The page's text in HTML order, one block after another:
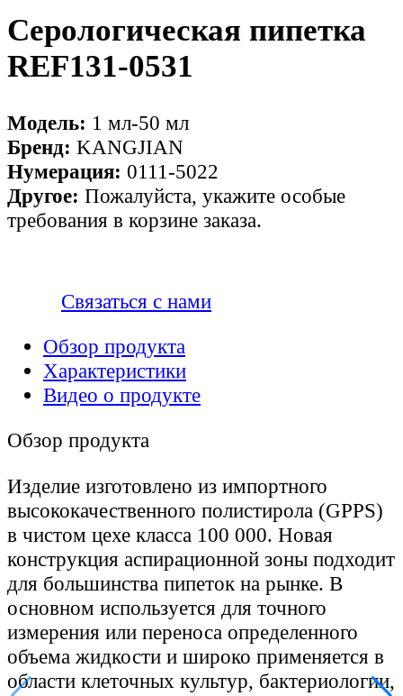
Серологическая пипетка
REF131-0531
Модель: 1 мл-50 мл
Бренд: KANGJIAN
Нумерация: 0111-5022
Другое: Пожалуйста, укажите особые
требования в корзине заказа.
Связаться с нами
Обзор продукта
Характеристики
Видео о продукте
Обзор продукта
Изделие изготовлено из импортного
высококачественного полистирола (GPPS)
в чистом цехе класса 100 000. Новая
конструкция аспирационной зоны подходит
для большинства пипеток на рынке. В
основном используется для точного
измерения или переноса определенного
объема жидкости и широко применяется в
области клеточных культур, бактериологии,